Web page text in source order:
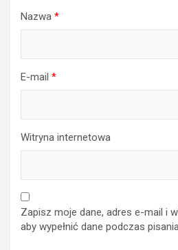
Nazwa *
E-mail *
Witryna internetowa
Zapisz moje dane, adres e-mail i
aby wypełnić dane podczas